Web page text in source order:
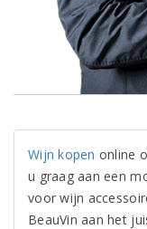
Wijn kopen online
u graag aan een
voor wijn
BeauVin aan het